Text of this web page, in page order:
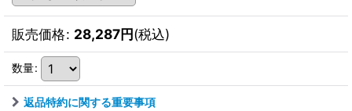
販売価格: 28,287円(税込)
数量:
返品特約に関する重要事項